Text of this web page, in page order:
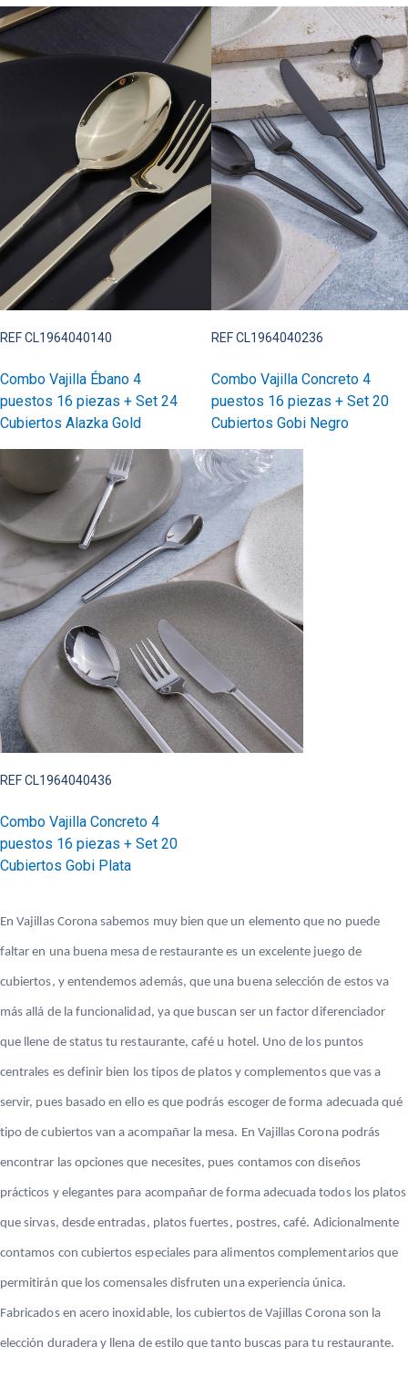
REF CL1964040140
Combo Vajilla Ébano 4
puestos 16 piezas + Set 24
Cubiertos Alazka Gold
REF CL1964040236
Combo Vajilla Concreto 4
puestos 16 piezas + Set 20
Cubiertos Gobi Negro
REF CL1964040436
Combo Vajilla Concreto 4
puestos 16 piezas + Set 20
Cubiertos Gobi Plata
En Vajillas Corona sabemos muy bien que un elemento que no puede
faltar en una buena mesa de restaurante es un excelente juego de
cubiertos, y entendemos además, que una buena selección de estos va
más allá de la funcionalidad, ya que buscan ser un factor diferenciador
que llene de status tu restaurante, café u hotel. Uno de los puntos
centrales es definir bien los tipos de platos y complementos que vas a
servir, pues basado en ello es que podrás escoger de forma adecuada qué
tipo de cubiertos van a acompañar la mesa. En Vajillas Corona podrás
encontrar las opciones que necesites, pues contamos con diseños
prácticos y elegantes para acompañar de forma adecuada todos los platos
que sirvas, desde entradas, platos fuertes, postres, café. Adicionalmente
contamos con cubiertos especiales para alimentos complementarios que
permitirán que los comensales disfruten una experiencia única.
Fabricados en acero inoxidable, los cubiertos de Vajillas Corona son la
elección duradera y llena de estilo que tanto buscas para tu restaurante.